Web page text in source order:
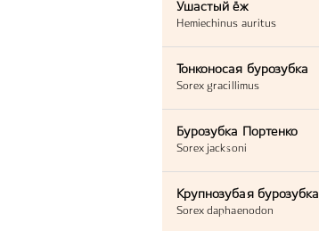
Ушастый ёж
Hemiechinus auritus
Тонконосая бурозубка
Sorex gracillimus
Бурозубка Портенко
Sorex jacksoni
Крупнозубая бурозубка
Sorex daphaenodon